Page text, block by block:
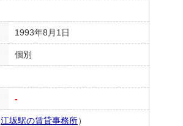
1993年8月1日
個別
-
江坂駅の賃貸事務所）